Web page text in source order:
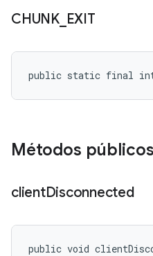
CHUNK_ EXIT
public static final int
Métodos públicos
clientDisconnected
public void